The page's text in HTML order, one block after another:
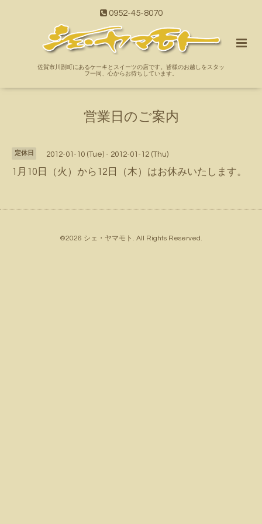
0952-45-8070
佐賀市川副町にあるケーキとスイーツの店です。皆様のお越しをスタッ
フ一同、心からお待ちしています。
営業日のご案内
定休日 2012-01-10 (Tue) - 2012-01-12 (Thu)
1月10日（火）から12日（木）はお休みいたします。
©2026 シェ・ヤマモト . All Rights Reserved.